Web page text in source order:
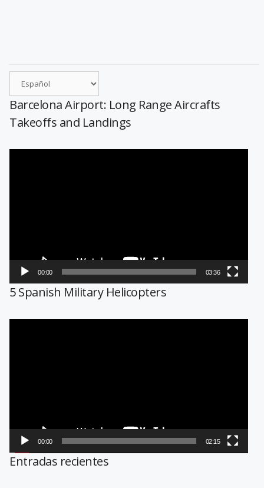
Barcelona Airport: Long Range Aircrafts
Takeoffs and Landings
00:00 03:36
5 Spanish Military Helicopters
00:00 02:15
Entradas recientes